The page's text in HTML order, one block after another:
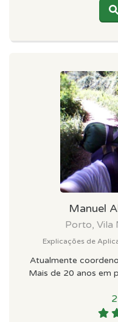
Manuel
Porto, Vila
Explicações de
Atualmente
Mais de 20 anos em